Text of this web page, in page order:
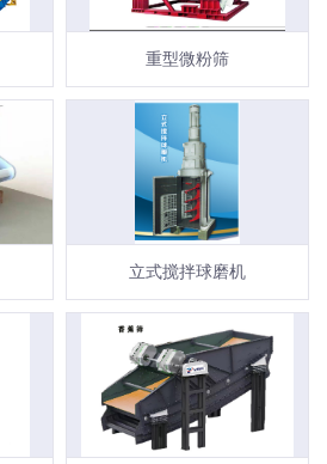
重型微粉筛
立式搅拌球磨机